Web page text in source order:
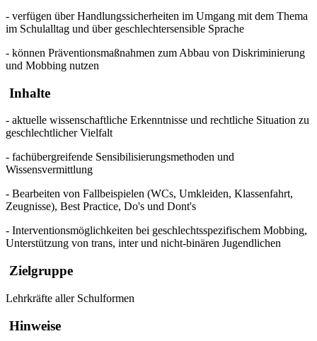
- verfügen über Handlungssicherheiten im Umgang mit dem Thema
im Schulalltag und über geschlechtersensible Sprache
- können Präventionsmaßnahmen zum Abbau von Diskriminierung
und Mobbing nutzen
Inhalte
- aktuelle wissenschaftliche Erkenntnisse und rechtliche Situation zu
geschlechtlicher Vielfalt
- fachübergreifende Sensibilisierungsmethoden und
Wissensvermittlung
- Bearbeiten von Fallbeispielen (WCs, Umkleiden, Klassenfahrt,
Zeugnisse), Best Practice, Do's und Dont's
- Interventionsmöglichkeiten bei geschlechtsspezifischem Mobbing,
Unterstützung von trans, inter und nicht-binären Jugendlichen
Zielgruppe
Lehrkräfte aller Schulformen
Hinweise